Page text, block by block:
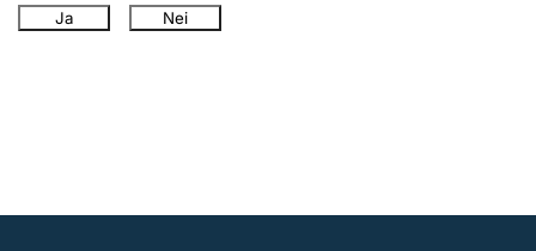
Ja Nei